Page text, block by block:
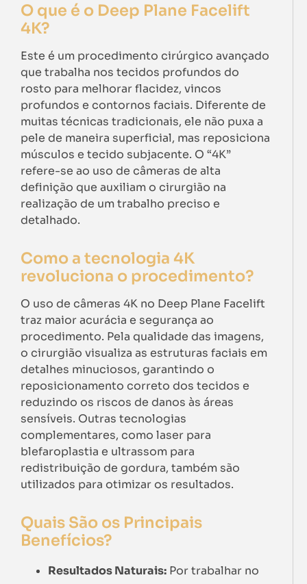
O que é o Deep Plane Facelift
4K?
Este é um procedimento cirúrgico avançado
que trabalha nos tecidos profundos do
rosto para melhorar flacidez, vincos
profundos e contornos faciais. Diferente de
muitas técnicas tradicionais, ele não puxa a
pele de maneira superficial, mas reposiciona
músculos e tecido subjacente. O “4K”
refere-se ao uso de câmeras de alta
definição que auxiliam o cirurgião na
realização de um trabalho preciso e
detalhado.
Como a tecnologia 4K
revoluciona o procedimento?
O uso de câmeras 4K no Deep Plane Facelift
traz maior acurácia e segurança ao
procedimento. Pela qualidade das imagens,
o cirurgião visualiza as estruturas faciais em
detalhes minuciosos, garantindo o
reposicionamento correto dos tecidos e
reduzindo os riscos de danos às áreas
sensíveis. Outras tecnologias
complementares, como laser para
blefaroplastia e ultrassom para
redistribuição de gordura, também são
utilizados para otimizar os resultados.
Quais São os Principais
Benefícios?
Resultados Naturais: Por trabalhar no